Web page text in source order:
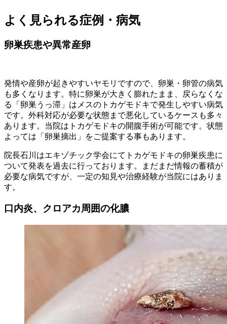
よく見られる症例・病気
卵巣疾患や異常産卵
発情や産卵が起きやすいヤモリですので、卵巣・卵管の病気
も多くなります。特に卵巣が大きく膨れたまま、戻らなくな
る「卵巣うっ滞」はメスのトカゲモドキで発生しやすい病気
です。外科対応が必要な状態まで悪化しているケースも多々
あります。当院はトカゲモドキの開腹手術が可能です。状態
よっては「卵巣摘出」をご提案する事もあります。
院長石川はエキゾチック学会にてトカゲモドキの卵巣疾患に
ついて発表を過去に行っております。まだまだ情報の蓄積が
必要な病気ですが、一定の知見や治療経験が当院にはありま
す。
口内炎、クロアカ周囲の化膿